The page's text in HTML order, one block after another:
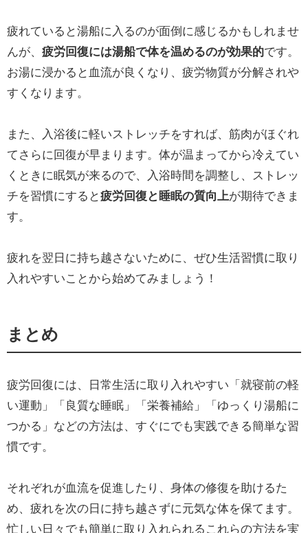
疲れていると湯船に入るのが面倒に感じるかもしれませ
んが、 疲労回復には湯船で体を温めるのが効果的です。
お湯に浸かると血流が良くなり、疲労物質が分解されや
すくなります。
また、入浴後に軽いストレッチをすれば、筋肉がほぐれ
てさらに回復が早まります。体が温まってから冷えてい
くときに眠気が来るので、入浴時間を調整し、ストレッ
チを習慣にすると疲労回復と睡眠の質向上が期待できま
す。
疲れを翌日に持ち越さないために、ぜひ生活習慣に取り
入れやすいことから始めてみましょう！
まとめ
疲労回復には、日常生活に取り入れやすい「就寝前の軽
い運動」「良質な睡眠」「栄養補給」「ゆっくり湯船に
つかる」などの方法は、すぐにでも実践できる簡単な習
慣です。
それぞれが血流を促進したり、身体の修復を助けるた
め、疲れを次の日に持ち越さずに元気な体を保てます。
忙しい日々でも簡単に取り入れられるこれらの方法を実